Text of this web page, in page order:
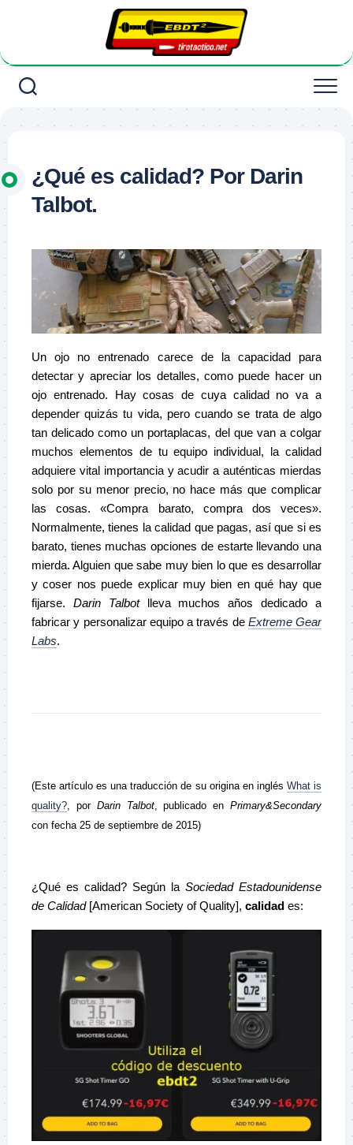
¿Qué es calidad? Por Darin
Talbot.
Un ojo no entrenado carece de la capacidad para
detectar y apreciar los detalles, como puede hacer un
ojo entrenado. Hay cosas de cuya calidad no va a
depender quizás tu vida, pero cuando se trata de algo
tan delicado como un portaplacas, del que van a colgar
muchos elementos de tu equipo individual, la calidad
adquiere vital importancia y acudir a auténticas mierdas
solo por su menor precio, no hace más que complicar
las cosas. «Compra barato, compra dos veces».
Normalmente, tienes la calidad que pagas, así que si es
barato, tienes muchas opciones de estarte llevando una
mierda. Alguien que sabe muy bien lo que es desarrollar
y coser nos puede explicar muy bien en qué hay que
fijarse. Darin Talbotlleva muchos años dedicado a
fabricar y personalizar equipo a través de Extreme Gear
Labs.
(Este artículo es una traducción de su origina en inglés What is
quality?, por Darin Talbot, publicado enPrimary&Secondary
con fecha 25 de septiembre de 2015)
¿Qué es calidad? Según la Sociedad Estadounidense
de Calidad[American Society of Quality], calidad es: